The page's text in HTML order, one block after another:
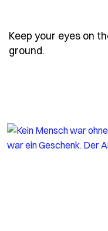
Keep your eyes on
ground.